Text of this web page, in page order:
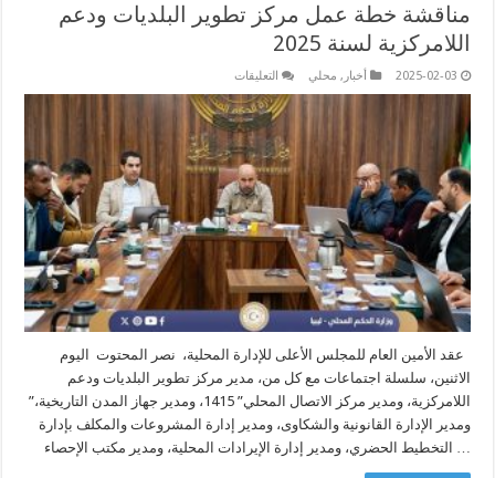
مناقشة خطة عمل مركز تطوير البلديات ودعم
اللامركزية لسنة 2025
2025-02-03 أخبار , محلي التعليقات
خطة
عمل
مركز
تطوير
البلديات
ودعم
اللامركزية
لسنة
2025
مغلقة
عقد الأمين العام للمجلس الأعلى للإدارة المحلية، نصر المحتوت اليوم
الاثنين، سلسلة اجتماعات مع كل من، مدير مركز تطوير البلديات ودعم
اللامركزية، ومدير مركز الاتصال المحلي” 1415، ‪”ومدير جهاز المدن التاريخية،
ومدير الإدارة القانونية والشكاوى، ومدير إدارة المشروعات والمكلف بإدارة
التخطيط الحضري، ومدير إدارة الإيرادات المحلية، ومدير مكتب الإحصاء …